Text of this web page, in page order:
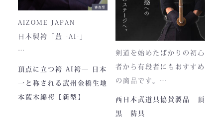
を使用しております。
入荷時期やロットにより、
ファスナーのデザイン・仕
様が一部異なる場合がござ
使いやすいと評判です。
AIZOME JAPAN
日本製袴「藍 -AI-」
― 武州正藍染 × 熊本工
場製作 ―
頂点に立つ袴 AI袴― 日本
一と称される武州金橋生地
本藍木綿袴【新型】
剣道を始めたばかりの初心
者から有段者にもおすすめ
の商品です。
【商品内容】
西日本武道具協賛製品 頂
黒 防具